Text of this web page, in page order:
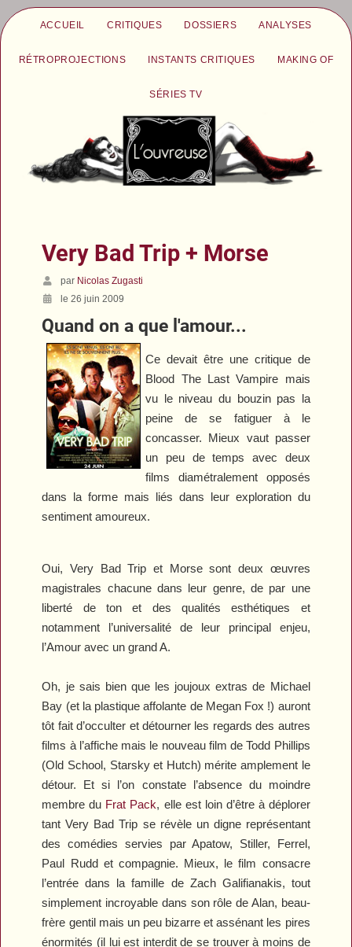
ACCUEIL CRITIQUES DOSSIERS ANALYSES
RÉTROPROJECTIONS INSTANTS CRITIQUES MAKING OF
SÉRIES TV
Very Bad Trip + Morse
par Nicolas Zugasti
le 26 juin 2009
Quand on a que l'amour...
Ce devait être une critique de
Blood The Last Vampire mais
vu le niveau du bouzin pas la
peine de se fatiguer à le
concasser. Mieux vaut passer
un peu de temps avec deux
films diamétralement opposés
dans la forme mais liés dans leur exploration du
sentiment amoureux.
Oui,Very Bad Trip et Morsesont deux œuvres
magistrales chacune dans leur genre, de par une
liberté de ton et des qualités esthétiques et
notamment l’universalité de leur principal enjeu,
l’Amour avec un grand A.
Oh, je sais bien que les joujoux extras de Michael
Bay (et la plastique affolante de Megan Fox !) auront
tôt fait d’occulter et détourner les regards des autres
films à l’affiche mais le nouveau film de Todd Phillips
(Old School, Starsky et Hutch) mérite amplement le
détour. Et si l’on constate l’absence du moindre
membre du Frat Pack, elle est loin d’être à déplorer
tantVery Bad Trip se révèle un digne représentant
des comédies servies par Apatow, Stiller, Ferrel,
Paul Rudd et compagnie. Mieux, le film consacre
l’entrée dans la famille de Zach Galifianakis, tout
simplement incroyable dans son rôle de Alan, beau-
frère gentil mais un peu bizarre et assénant les pires
énormités (il lui est interdit de se trouver à moins de